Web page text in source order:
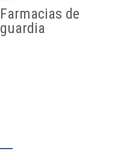
Farmacias de
guardia